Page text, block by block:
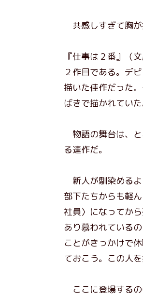
共感しすぎて胸が
『仕事は２番』（
２作目である。デ
描いた佳作だった
ばきで描かれてい
物語の舞台は、
る連作だ。
新人が馴染める
部下たちからも軽
社員〉になってか
あり慕われている
ことがきっかけで
ておこう。この人
ここに登場する